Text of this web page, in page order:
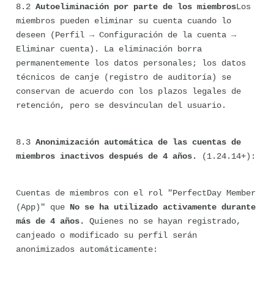
8.2 Autoeliminación por parte de los miembrosLos
miembros pueden eliminar su cuenta cuando lo
deseen (Perfil → Configuración de la cuenta →
Eliminar cuenta). La eliminación borra
permanentemente los datos personales; los datos
técnicos de canje (registro de auditoría) se
conservan de acuerdo con los plazos legales de
retención, pero se desvinculan del usuario.
8.3 Anonimización automática de las cuentas de
miembros inactivos después de 4 años.
(1.24.14+):
Cuentas de miembros con el rol "PerfectDay Member
(App)" que No se ha utilizado activamente durante
más de 4 años.
Quienes no se hayan registrado,
canjeado o modificado su perfil serán
anonimizados automáticamente: